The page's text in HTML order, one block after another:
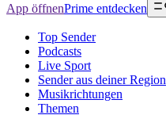
App öffnenPrime entdecken
Top Sender
Podcasts
Live Sport
Sender aus deiner Region
Musikrichtungen
Themen